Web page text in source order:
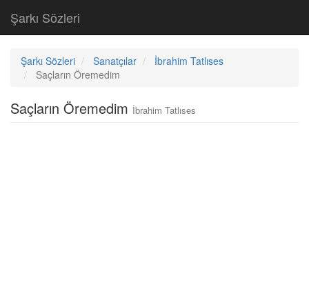
Şarkı Sözleri
Şarkı Sözleri Sanatçılar
İbrahim Tatlıses
Saçların Öremedim
Saçların Öremedim İbrahim Tatlıses